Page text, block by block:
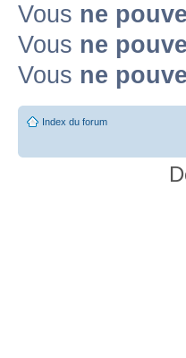
Annonce lue Annonce
Annonce non lue
Vous ne
Vous ne
Vous ne
Index du forum